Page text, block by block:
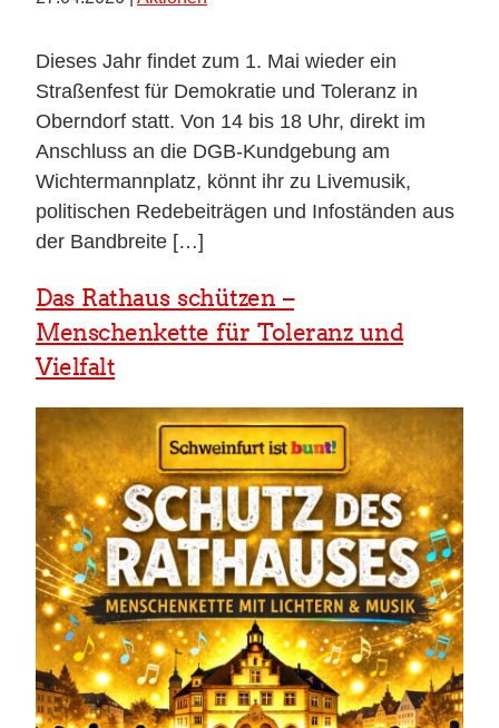
Dieses Jahr findet zum 1. Mai wieder ein
Straßenfest für Demokratie und Toleranz in
Oberndorf statt. Von 14 bis 18 Uhr, direkt im
Anschluss an die DGB-Kundgebung am
Wichtermannplatz, könnt ihr zu Livemusik,
politischen Redebeiträgen und Infoständen aus
der Bandbreite […]
Das Rathaus schützen –
Menschenkette für Toleranz und
Vielfalt